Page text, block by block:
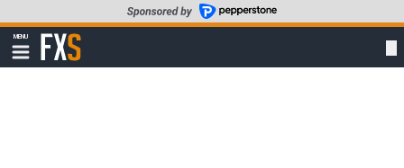
to
main
content
MENU
Show
navigation
FXStreet